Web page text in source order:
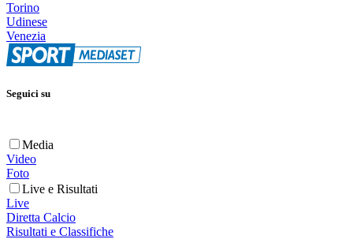
Torino
Udinese
Venezia
Seguici su
Media
Video
Foto
Live e Risultati
Live
Diretta Calcio
Risultati e Classifiche